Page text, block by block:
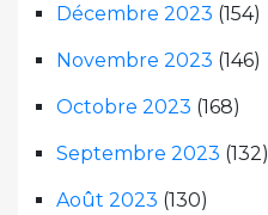
Décembre 2023 (154)
Novembre 2023 (146)
Octobre 2023 (168)
Septembre 2023 (132)
Août 2023 (130)